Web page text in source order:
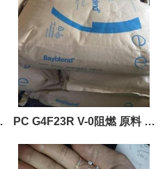
明级,无卤阻燃 注塑 外观:清
晰/透明 物性信息：的拷贝
PC G4F23R V-0阻燃 原料 工
程塑料原料